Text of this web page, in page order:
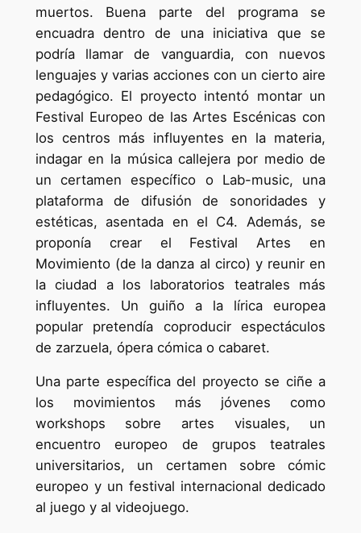
muertos. Buena parte del programa se
encuadra dentro de una iniciativa que se
podría llamar de vanguardia, con nuevos
lenguajes y varias acciones con un cierto aire
pedagógico. El proyecto intentó montar un
Festival Europeo de las Artes Escénicas con
los centros más influyentes en la materia,
indagar en la música callejera por medio de
un certamen específico o Lab-music, una
plataforma de difusión de sonoridades y
estéticas, asentada en el C4. Además, se
proponía crear el Festival Artes en
Movimiento (de la danza al circo) y reunir en
la ciudad a los laboratorios teatrales más
influyentes. Un guiño a la lírica europea
popular pretendía coproducir espectáculos
de zarzuela, ópera cómica o cabaret.
Una parte específica del proyecto se ciñe a
los movimientos más jóvenes como
workshops sobre artes visuales, un
encuentro europeo de grupos teatrales
universitarios, un certamen sobre cómic
europeo y un festival internacional dedicado
al juego y al videojuego.